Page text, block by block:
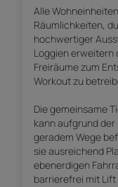
Alle
Räumlichkeiten,
hochwertiger
Loggien erweitern
Freiräume zum
Workout zu
Die gemeinsame
kann aufgrund
geradem Wege
sie ausreichend
ebenerdigen
barrierefrei mit Lift